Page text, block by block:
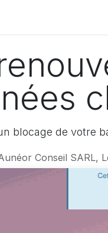
blocage de votre
Conseil SARL,